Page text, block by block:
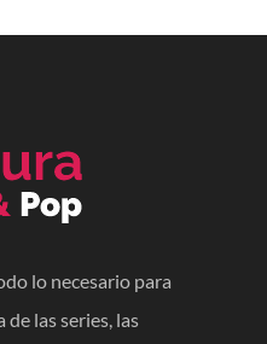
lo necesario para
las series, las